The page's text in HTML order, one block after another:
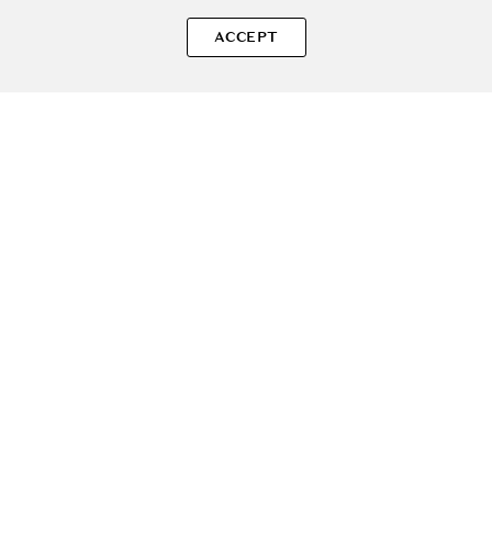
Dacă ai alte curiozități, ne poți scrie oricând!
ACCEPT